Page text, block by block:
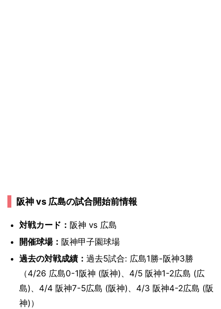
阪神 vs 広島の試合開始前情報
対戦カード： 阪神 vs 広島
開催球場： 阪神甲子園球場
過去の対戦成績： 過去5試合: 広島1勝-阪神3勝
（4/26 広島0-1阪神 (阪神)、4/5 阪神1-2広島 (広
島)、4/4 阪神7-5広島 (阪神)、4/3 阪神4-2広島 (阪
神)）